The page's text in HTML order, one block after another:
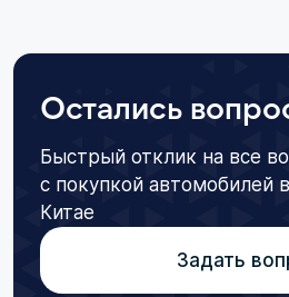
Остались
Быстрый отклик на все
с покупкой автомобилей
Китае
Задать